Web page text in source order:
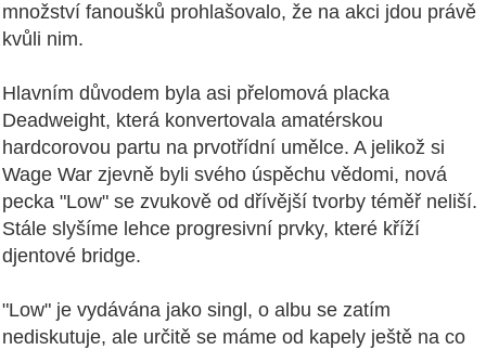
množství fanoušků prohlašovalo, že na akci jdou právě
kvůli nim.
Hlavním důvodem byla asi přelomová placka
Deadweight, která konvertovala amatérskou
hardcorovou partu na prvotřídní umělce. A jelikož si
Wage War zjevně byli svého úspěchu vědomi, nová
pecka "Low" se zvukově od dřívější tvorby téměř neliší.
Stále slyšíme lehce progresivní prvky, které kříží
djentové bridge.
"Low" je vydávána jako singl, o albu se zatím
nediskutuje, ale určitě se máme od kapely ještě na co